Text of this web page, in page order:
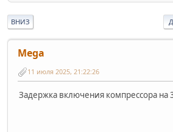
ВНИЗ
Mega
11 июля 2025, 21:22:26
Задержка включения компрессора на